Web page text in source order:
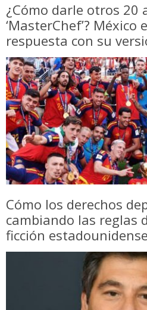
¿Cómo darle otros 20
‘MasterChef’? México
respuesta con su
Cómo los derechos
cambiando las reglas
ficción estadounidense